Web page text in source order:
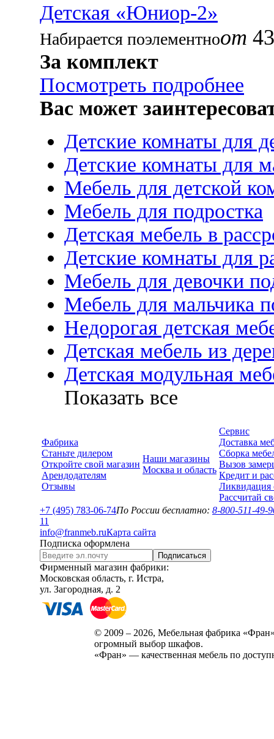
Детская «Юниор-2»
Набирается поэлементноот
За комплект
Посмотреть подробнее
Вас может
Детские комнаты для
Детские комнаты для
Мебель для детской
Мебель для подростка
Детская мебель в
Детские комнаты для
Мебель для девочки
Мебель для мальчика
Недорогая детская
Детская мебель из
Детская модульная
Показать все
Фабрика
Станьте дилером
Откройте свой магазин
Арендодателям
Отзывы
Наши магазины
Москва и область
Сервис
Доставка
Сборка
Вызов
Кредит и
Ликвидация
Рассчитай
+7 (495) 783-06-74По России бесплатно: 8-800-511-49-
11
info@franmeb.ruКарта сайта
Подписка оформлена
Подписаться
Фирменный магазин фабрики:
Московская область, г. Истра,
ул. Загородная, д. 2
© 2009 – 2026, Мебельная фабрика
огромный выбор шкафов.
«Фран» — качественная мебель по